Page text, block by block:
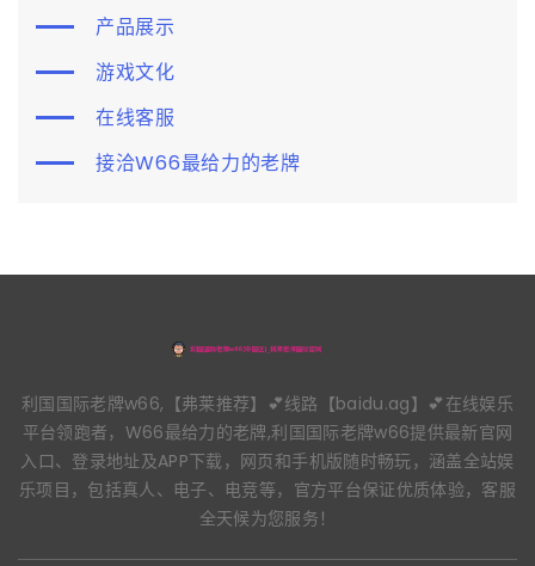
产品展示
游戏文化
在线客服
接洽W66最给力的老牌
利国国际老牌w66,【弗莱推荐】💕线路【baidu.ag】💕在线娱乐
平台领跑者，W66最给力的老牌,利国国际老牌w66提供最新官网
入口、登录地址及APP下载，网页和手机版随时畅玩，涵盖全站娱
乐项目，包括真人、电子、电竞等，官方平台保证优质体验，客服
全天候为您服务！